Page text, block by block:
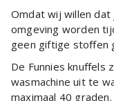
Omdat wij willen
omgeving worden
geen giftige stoffen
De Funnies knuffels
wasmachine uit te
maximaal 40 graden.